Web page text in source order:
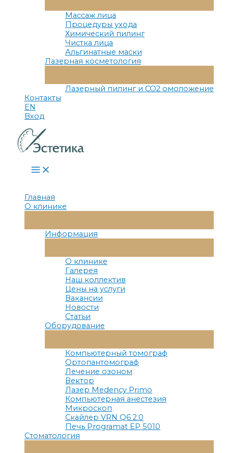
Меню
Массаж лица
Процедуры ухода
Химический пилинг
Чистка лица
Альгинатные маски
Лазерная косметология
Меню
Лазерный пилинг и СО2 омоложение
Контакты
EN
Вход
Main
Menu
Главная
О клинике
Меню
Информация
Меню
О клинике
Галерея
Наш коллектив
Цены на услуги
Вакансии
Новости
Статьи
Оборудование
Меню
Компьютерный томограф
Ортопантомограф
Лечение озоном
Вектор
Лазер Medency Primo
Компьютерная анестезия
Микроскоп
Скайлер VRN Q6 2.0
Печь Programat EP 5010
Стоматология